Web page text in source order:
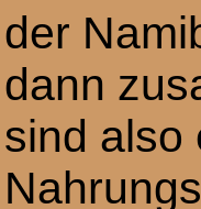
der
dann
sind also